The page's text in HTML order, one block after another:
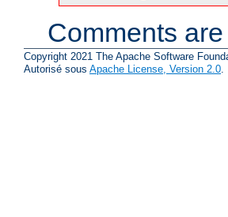
Comments
Copyright 2021 The Apache Software
Autorisé sous Apache License, Version 2.0.